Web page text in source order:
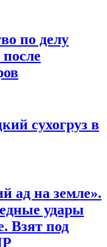
по делу
сухогруз в
ад на земле».
удары
Взят под